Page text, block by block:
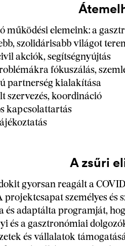
működési elemeink: a
szolidárisabb világot
akciók, segítségnyújtás
fókuszálás,
partnerség kialakítása
szervezés, koordináció
kapcsolattartás
A zsűri
gyorsan reagált a
projektcsapat személyes és
és adaptálta programját,
és a gasztronómiai
és vállalatok